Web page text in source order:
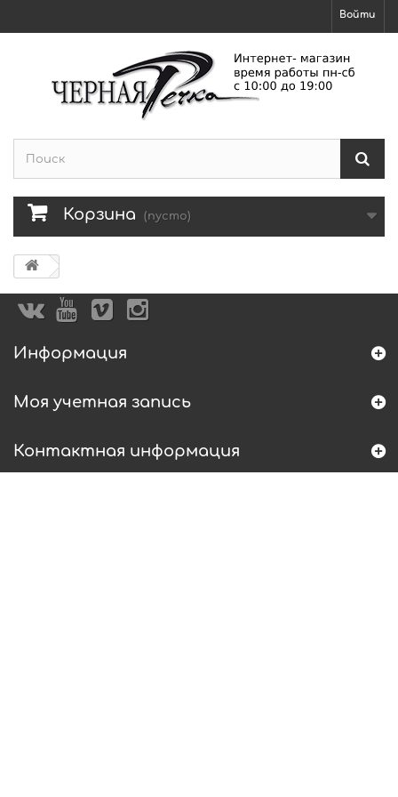
Войти
Корзина (пусто)
Информация
Моя учетная запись
Контактная информация